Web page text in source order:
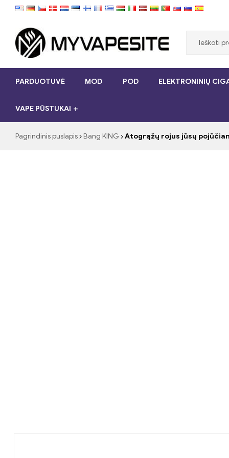
Myvapesite.de
cigaretes
pigiai
internete
PARDUOTUVĖ MOD POD ELEKTRONINIŲ
VAPE PŪSTUKAI
Pagrindinis puslapis Bang KING Atogrąžų rojus jūsų